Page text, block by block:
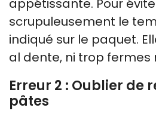
scrupuleusement le
indiqué sur le paquet.
al dente, ni trop fermes
Erreur 2 : Oublier de
pâtes